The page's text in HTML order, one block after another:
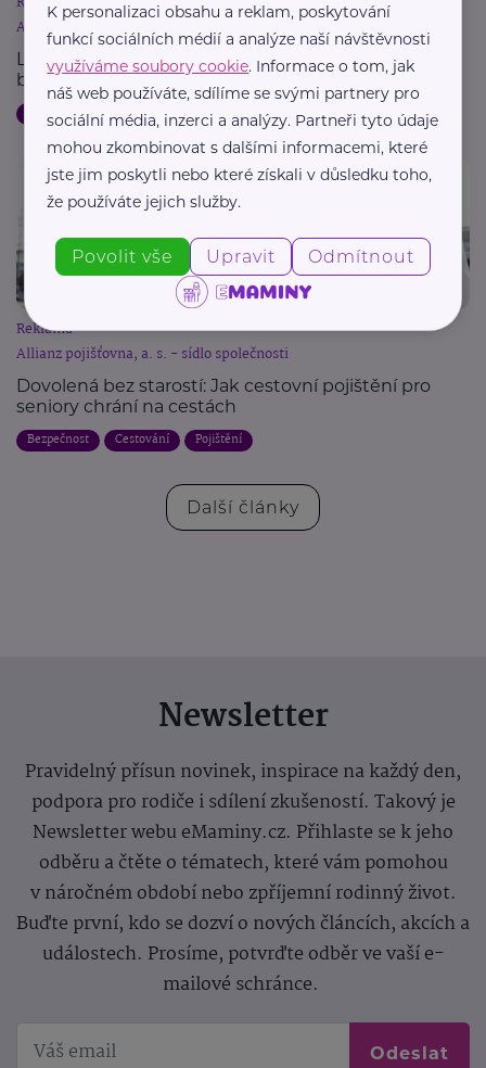
Allianz pojišťovna, a. s. - sídlo společnosti
Letní dovolená a pojištění: Jak chránit svůj majetek
během cest
Dovolená Bezpečnost Cestování Pojištění
Reklama
Allianz pojišťovna, a. s. - sídlo společnosti
Dovolená bez starostí: Jak cestovní pojištění pro
seniory chrání na cestách
Bezpečnost Cestování Pojištění
Další články
Newsletter
Pravidelný přísun novinek, inspirace na každý den,
podpora pro rodiče i sdílení zkušeností. Takový je
Newsletter webu eMaminy.cz. Přihlaste se k jeho
odběru a čtěte o tématech, které vám pomohou
v náročném období nebo zpříjemní rodinný život.
Buďte první, kdo se dozví o nových článcích, akcích a
událostech. Prosíme, potvrďte odběr ve vaší e-
mailové schránce.
Odeslat
K personalizaci obsahu a reklam, poskytování
funkcí sociálních médií a analýze naší návštěvnosti
využíváme soubory cookie. Informace o tom, jak
náš web používáte, sdílíme se svými partnery pro
sociální média, inzerci a analýzy. Partneři tyto údaje
mohou zkombinovat s dalšími informacemi, které
jste jim poskytli nebo které získali v důsledku toho,
že používáte jejich služby.
Povolit vše Upravit Odmítnout